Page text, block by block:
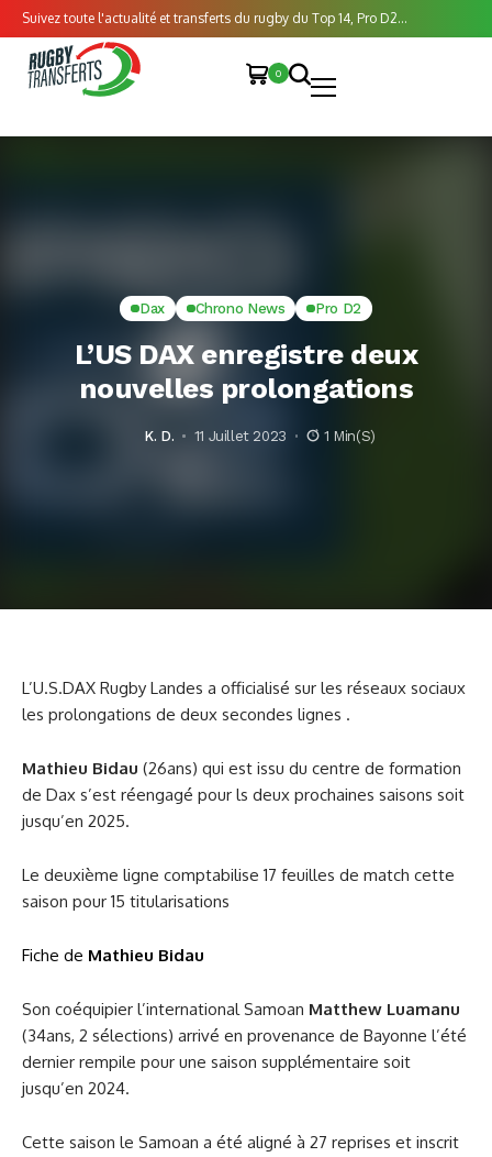
Suivez toute l'actualité et transferts du rugby du Top 14, Pro D2...
0
Dax Chrono News Pro D2
L’US DAX enregistre deux
nouvelles prolongations
K. D. 11 Juillet 2023 1 Min(s)
L’U.S.DAX Rugby Landes a officialisé sur les réseaux sociaux
les prolongations de deux secondes lignes .
Mathieu Bidau (26ans) qui est issu du centre de formation
de Dax s’est réengagé pour ls deux prochaines saisons soit
jusqu’en 2025.
Le deuxième ligne comptabilise 17 feuilles de match cette
saison pour 15 titularisations
Fiche de Mathieu Bidau
Son coéquipier l’international Samoan Matthew Luamanu
(34ans, 2 sélections) arrivé en provenance de Bayonne l’été
dernier rempile pour une saison supplémentaire soit
jusqu’en 2024.
Cette saison le Samoan a été aligné à 27 reprises et inscrit